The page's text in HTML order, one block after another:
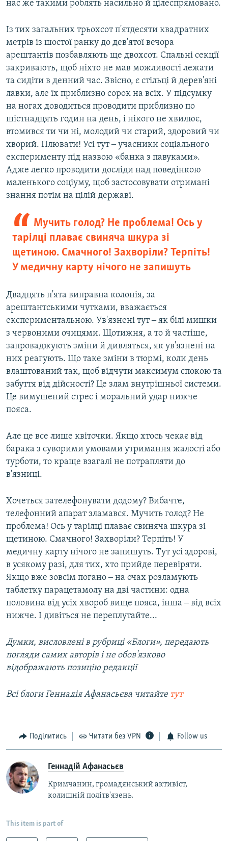
нас же такими роблять насильно й цілеспрямовано.
Із тих загальних трьохсот п'ятдесяти квадратних
метрів із шостої ранку до дев'ятої вечора
арештантів позбавляють ще двохсот. Спальні секції
закривають, щоб ніхто не мав можливості лежати
та сидіти в денний час. Звісно, є стільці й дерев'яні
лавки, але їх приблизно сорок на всіх. У підсумку
на ногах доводиться проводити приблизно по
шістнадцять годин на день, і нікого не хвилює,
втомився ти чи ні, молодий чи старий, здоровий чи
хворий. Плювати! Усі тут ‒ учасники соціального
експерименту під назвою «банка з павуками».
Адже легко проводити досліди над поведінкою
маленького соціуму, щоб застосовувати отримані
знання потім на цілій державі.
Мучить голод? Не проблема! Ось у
тарілці плаває свиняча шкура зі
щетиною. Смачного! Захворіли? Терпіть!
У медичну карту нічого не запишуть
Двадцять п'ята виправна колонія, за
арештантськими чутками, вважається
експериментальною. Ув'язнені тут ‒ як білі мишки
з червоними очицями. Щотижня, а то й частіше,
запроваджують зміни й дивляться, як ув'язнені на
них реагують. Що таке зміни в тюрмі, коли день
влаштований так, щоб відчути максимум спокою та
забуття від дійсності? Це злам внутрішньої системи.
Це вимушений стрес і моральний удар нижче
пояса.
Але це все лише квіточки. Якщо хтось чекає від
барака з суворими умовами утримання жалості або
турботи, то краще взагалі не потрапляти до
в'язниці.
Хочеться зателефонувати додому? Вибачте,
телефонний апарат зламався. Мучить голод? Не
проблема! Ось у тарілці плаває свиняча шкура зі
щетиною. Смачного! Захворіли? Терпіть! У
медичну карту нічого не запишуть. Тут усі здорові,
в усякому разі, для тих, хто прийде перевіряти.
Якщо вже зовсім погано ‒ на очах розламують
таблетку парацетамолу на дві частини: одна
половина від усіх хвороб вище пояса, інша ‒ від всіх
нижче. І дивіться не переплутайте...
Думки, висловлені в рубриці «Блоги», передають
погляди самих авторів і не обов'язково
відображають позицію редакції
Всі блоги Геннадія Афанасьєва читайте тут
Поділитись Читати без VPN Follow us
Геннадій Афанасьєв
Кримчанин, громадянський активіст,
колишній політв'язень.
This item is part of